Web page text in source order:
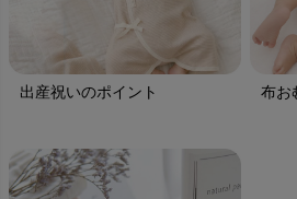
出産祝いのポイント 布お